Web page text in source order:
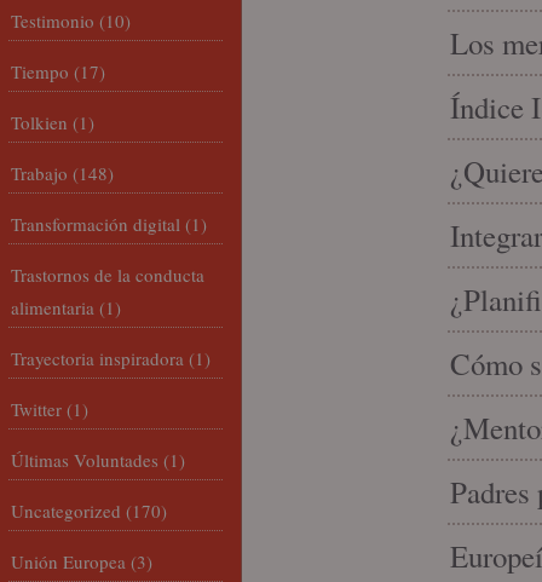
Los
Índice
Cómo
Padres
Testimonio (10)
Tiempo (17)
Tolkien (1)
Trabajo (148)
Transformación digital (1)
Trastornos de la conducta
alimentaria (1)
Trayectoria inspiradora (1)
Twitter (1)
Últimas Voluntades (1)
Uncategorized (170)
Unión Europea (3)